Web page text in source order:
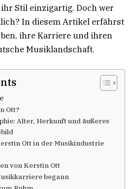
Stil einzigartig. Doch wer
In diesem Artikel erfährst
ihre Karriere und ihren
Musiklandschaft.
Ott?
Alter, Herkunft und äußeres
Ott in der Musikindustrie
von Kerstin Ott
begann